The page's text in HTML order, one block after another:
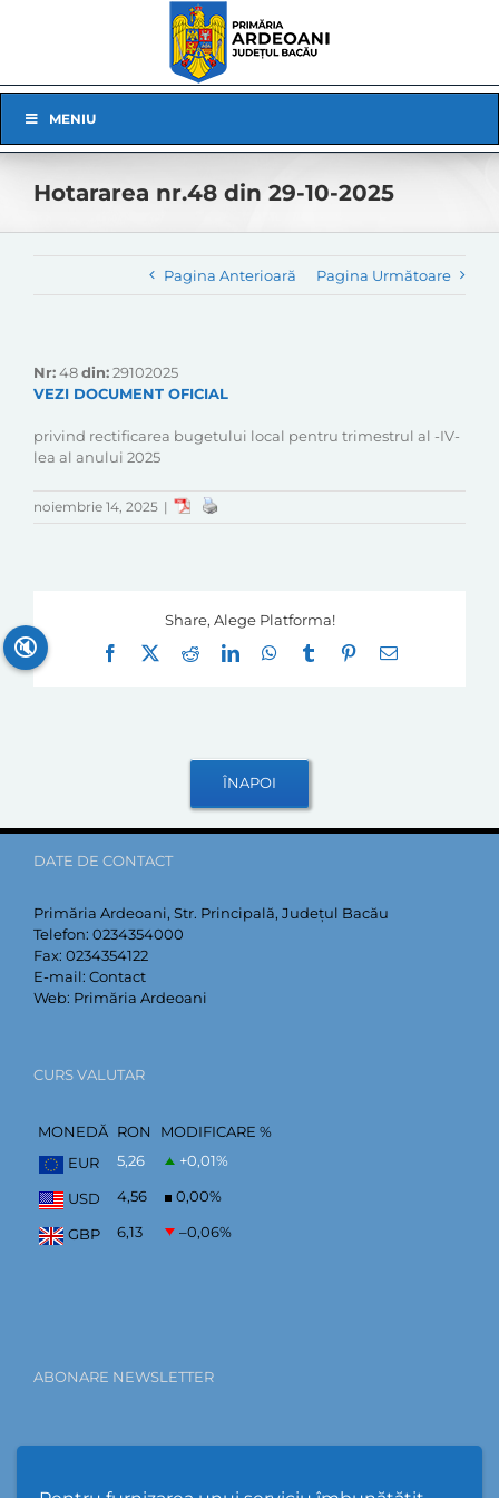
Navigation
MENIU
Hotararea nr.48 din 29-10-2025
Pagina Anterioară Pagina Următoare
Nr:48din:29102025
VEZI DOCUMENT OFICIAL
privind rectificarea bugetului local pentru trimestrul al -IV-
lea al anului 2025
noiembrie 14, 2025 |
Share, Alege Platforma!
Facebook
RedditLinkedInWhatsApp
Tumblr Pinterest
E-
DATE DE CONTACT
Primăria Ardeoani, Str. Principală, Județul Bacău
Telefon: 0234354000
Fax: 0234354122
E-mail: Contact
Web: Primăria Ardeoani
CURS VALUTAR
MONEDĂ RON
MODIFICARE %
EUR
5,26 +0,01%
USD 4,56 0,00%
GBP 6,13 –0,06%
ABONARE NEWSLETTER
🔇